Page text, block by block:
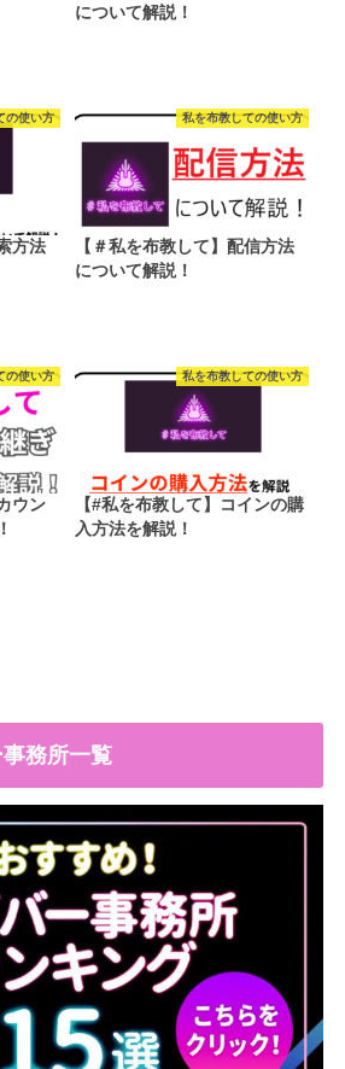
について解説！
の使い方
方法
私を布教しての使い方
【＃私を布教して】配信方法
について解説！
の使い方
ウン
私を布教しての使い方
【#私を布教して】コインの購
入方法を解説！
事務所一覧